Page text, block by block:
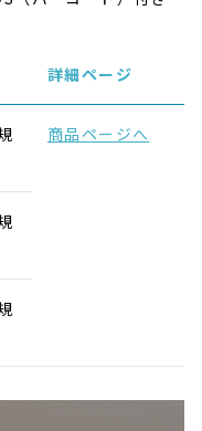
詳細ページ
商品ページへ